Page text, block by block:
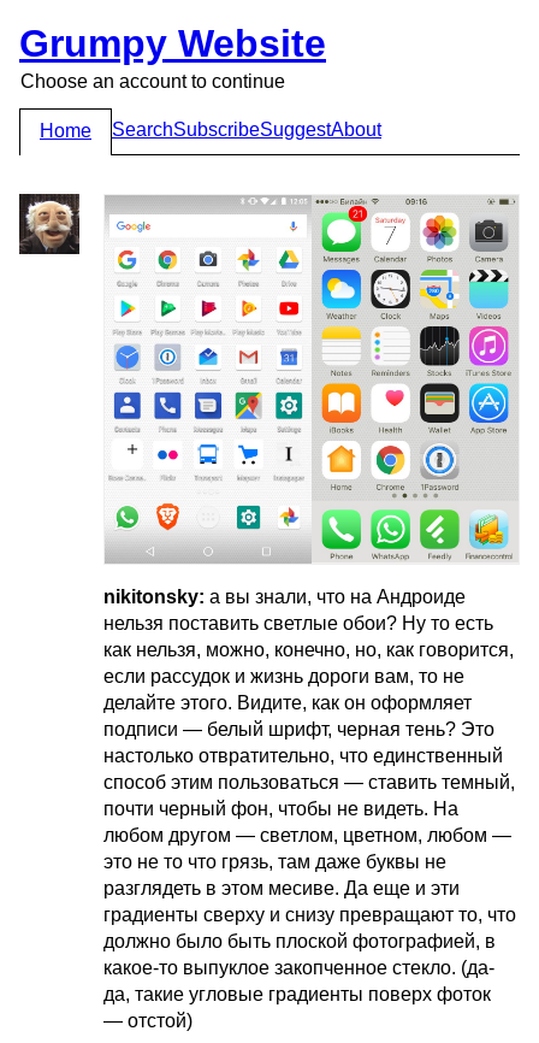
Grumpy Website
Choose an account to continue
Home SearchSubscribeSuggestAbout
nikitonsky: а вы знали, что на Андроиде
нельзя поставить светлые обои? Ну то есть
как нельзя, можно, конечно, но, как говорится,
если рассудок и жизнь дороги вам, то не
делайте этого. Видите, как он оформляет
подписи — белый шрифт, черная тень? Это
настолько отвратительно, что единственный
способ этим пользоваться — ставить темный,
почти черный фон, чтобы не видеть. На
любом другом — светлом, цветном, любом —
это не то что грязь, там даже буквы не
разглядеть в этом месиве. Да еще и эти
градиенты сверху и снизу превращают то, что
должно было быть плоской фотографией, в
какое-то выпуклое закопченное стекло. (да-
да, такие угловые градиенты поверх фоток
— отстой)